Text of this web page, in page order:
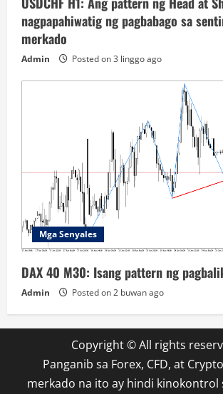
nagpapahiwatig ng pagbabago sa
merkado
Admin Posted on 3 linggo ago
Mga Senyales
DAX 40 M30: Isang pattern ng
Admin Posted on 2 buwan ago
Copyright © All rights
Panganib sa Forex, CFD, at
merkado na ito ay hindi kinokontrol